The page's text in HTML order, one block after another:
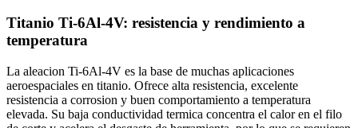
Titanio Ti-6Al-4V: resistencia y rendimiento a
temperatura
La aleacion Ti-6Al-4V es la base de muchas aplicaciones
aeroespaciales en titanio. Ofrece alta resistencia, excelente
resistencia a corrosion y buen comportamiento a temperatura
elevada. Su baja conductividad termica concentra el calor en el filo